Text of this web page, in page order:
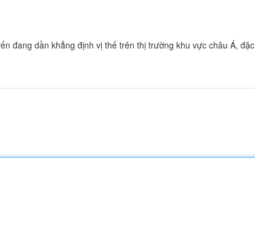
đang dần khẳng định vị thế trên thị trường khu vực châu Á, đặc